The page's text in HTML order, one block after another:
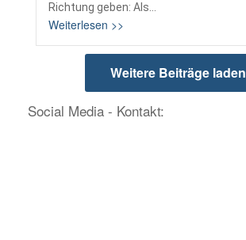
Richtung geben: Als...
Weiterlesen >>
Weitere Beiträge laden
Social Media - Kontakt: